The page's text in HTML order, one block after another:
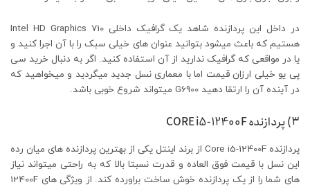
در داخل این پردازنده شاهد یک گرافیک داخلی Intel HD Graphics 710
هستیم که باعث میشود بتوانید عنوان های خیلی سبک را با آن اجرا کنید و
یا در مواقعی که گرافیک ندارید از آن استفاده کنید. اگر به دنبال خرید سی
پی یو خیلی ارزان قیمت اما با معماری نسل جدید میگردید و میخواهید که
در آینده آن را ارتقا دهید G6900 میتواند شروع خوبی باشد.
۳) پردازنده CORE i5-12400F
پردازنده Core i5-12400F از برند اینتل یکی از بهترین پردازنده های میان رده
این نسل با قیمت فوق العاده و قدرت نسبتا بالا که به راحتی میتواند نیاز
های شما را از یک پردازنده خوش ساخت براورده کند. از ویژگی های 12400F